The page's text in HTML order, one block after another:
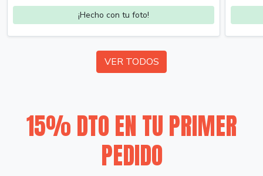
¡Hecho con tu foto!
VER TODOS
15% DTO EN TU PRIMER
PEDIDO